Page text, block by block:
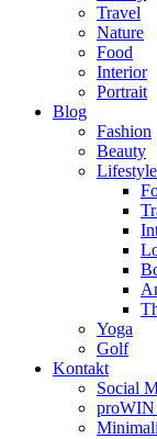
Travel
Nature
Food
Interior
Portrait
Blog
Fashion
Beauty
Lifestyle
Yoga
Golf
Kontakt
Social
proWIN